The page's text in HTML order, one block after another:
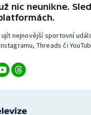
nic neunikne.
nejnovější sportovní
Threads či